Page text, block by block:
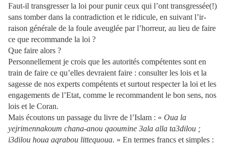
Faut-il transgresser la loi pour punir ceux qui l’ont transgressée(!)
sans tomber dans la contradiction et le ridicule, en suivant l’ir-
raison générale de la foule aveuglée par l’horreur, au lieu de faire
ce que recommande la loi ?
Que faire alors ?
Personnellement je crois que les autorités compétentes sont en
train de faire ce qu’elles devraient faire : consulter les lois et la
sagesse de nos experts compétents et surtout respecter la loi et les
engagements de l’Etat, comme le recommandent le bon sens, nos
lois et le Coran.
Mais écoutons un passage du livre de l’Islam : « Oua la
yejrimennakoum chana-anou qaoumine 3ala alla ta3dilou ;
i3dilou houa aqrabou littequoua. » En termes francs et simples :